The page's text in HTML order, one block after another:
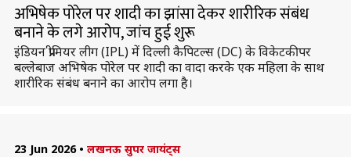
अभिषेक पोरेल पर शादी का झांसा देकर शारीरिक संबंध
बनाने के लगे आरोप, जांच हुई शुरू
इंडियन प्रीमियर लीग (IPL) में दिल्ली कैपिटल्स (DC) के विकेटकीपर
बल्लेबाज अभिषेक पोरेल पर शादी का वादा करके एक महिला के साथ
शारीरिक संबंध बनाने का आरोप लगा है।
23 Jun 2026 • लखनऊ सुपर जायंट्स